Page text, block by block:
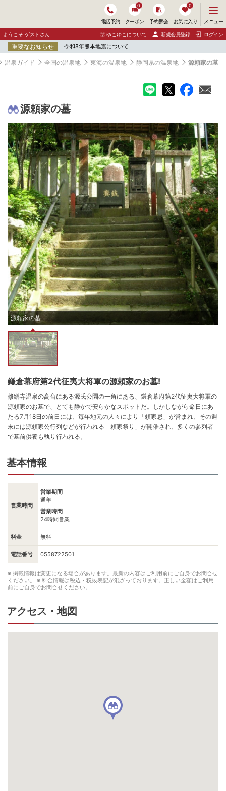
電話予約 クーポン
0
予約照会 お気に入り
0
ニ
ュ
ー
開
く
メニュー
ようこそ ゲストさん ゆこゆこについて 新規会員登録 ログイン
重要なお知らせ 令和8年熊本地震について
温泉ガイド 全国の温泉地 東海の温泉地 静岡県の温泉地 源頼家の墓
源頼家の墓
源頼家の墓
鎌倉幕府第2代征夷大将軍の源頼家のお墓!
修繕寺温泉の高台にある源氏公園の一角にある、鎌倉幕府第2代征夷大将軍の
源頼家のお墓で、とても静かで安らかなスポットだ。しかしながら命日にあ
たる7月18日の前日には、毎年地元の人々により「頼家忌」が営まれ、その週
末には源頼家公行列などが行われる「頼家祭り」が開催され、多くの参列者
で墓前供養も執り行われる。
基本情報
営業時間
営業期間
通年
営業時間
24時間営業
料金 無料
電話番号 0558722501
※ 掲載情報は変更になる場合があります。最新の内容はご利用前にご自身でお問合せ
ください。
※ 料金情報は税込・税抜表記が混ざっております。正しい金額はご利用
前にご自身でお問合せください。
アクセス・地図